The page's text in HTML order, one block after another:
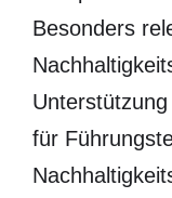
Besonders
für